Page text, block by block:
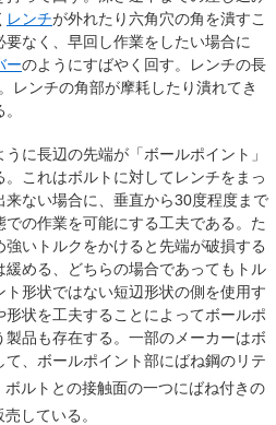
レンチが外れたり六角穴の角を潰すこ
なく、早回し作業をしたい場合に
ーのようにすばやく回す。レンチの長
レンチの角部が摩耗したり潰れてき
に長辺の先端が「ボールポイント」
これはボルトに対してレンチをまっ
ない場合に、垂直から30度程度まで
の作業を可能にする工夫である。た
いトルクをかけると先端が破損する
める、どちらの場合であってもトル
形状ではない短辺形状の側を使用す
状を工夫することによってボールポ
品も存在する。一部のメーカーはボ
、ボールポイント部にばね鋼のリテ
ボルトとの接触面の一つにばね付きの
売している。